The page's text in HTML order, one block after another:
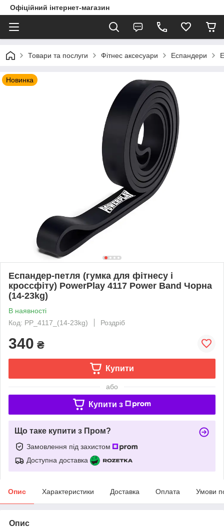
Офіційний інтернет-магазин
Товари та послуги Фітнес аксесуари Еспандери
Новинка
Еспандер-петля (гумка для фітнесу і
кроссфіту) PowerPlay 4117 Power Band Чорна
(14-23kg)
В наявності
Код: PP_4117_(14-23kg)
Роздріб
340 ₴
Купити
або
Купити з
Що таке купити з Пром?
Замовлення під захистом
Доступна доставка
Опис Характеристики Доставка Оплата Умови
Опис